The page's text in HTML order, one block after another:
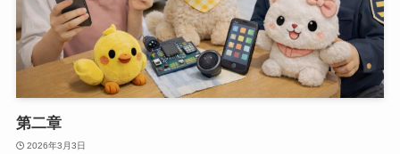
第二章
2026年3月3日